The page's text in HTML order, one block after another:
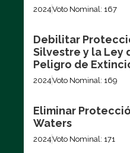
2024Voto Nominal: 167
Debilitar
Silvestre y la Ley
Peligro de
2024Voto Nominal: 169
Eliminar
Waters
2024Voto Nominal: 171